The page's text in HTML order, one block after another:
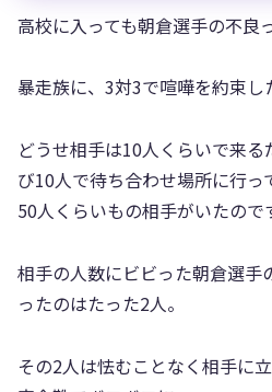
高校に入っても朝倉選手の不良
暴走族に、3対3で喧嘩を約束し
どうせ相手は10人くらいで来
び10人で待ち合わせ場所に行
50人くらいもの相手がいたので
相手の人数にビビった朝倉選手
ったのはたった2人。
その2人は怯むことなく相手に